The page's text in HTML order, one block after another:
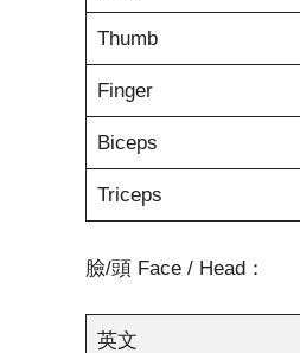
Thumb
Finger
Biceps
Triceps
臉/頭 Face / Head：
英文